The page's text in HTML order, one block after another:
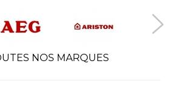
NOS MARQUES